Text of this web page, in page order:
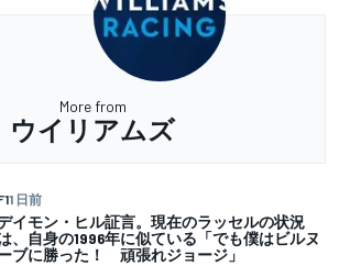
More from
ウイリアムズ
1 日前
イモン・ヒル証言。現在のラッセルの状況
、自身の1996年に似ている「でも僕はビルヌ
ブに勝った！ 頑張れジョージ」